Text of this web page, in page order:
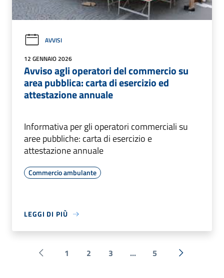
AVVISI
12 GENNAIO 2026
Avviso agli operatori del commercio su
area pubblica: carta di esercizio ed
attestazione annuale
Informativa per gli operatori commerciali su
aree pubbliche: carta di esercizio e
attestazione annuale
Commercio ambulante
LEGGI DI PIÙ
Pagina precedente
1 2 3 ... 5 Successiva